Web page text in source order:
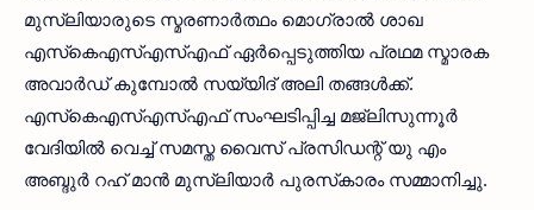
മുസ്ലിയാരുടെ സ്മരണാര്‍ത്ഥം മൊഗ്രാല്‍ ശാഖ
എസ്‌കെഎസ്എസ്എഫ് ഏര്‍പ്പെടുത്തിയ പ്രഥമ സ്മാരക
അവാര്‍ഡ് കുമ്പോല്‍ സയ്യിദ് അലി തങ്ങള്‍ക്ക്.
എസ്‌കെഎസ്എസ്എഫ് സംഘടിപ്പിച്ച മജ്ലിസുന്നൂര്‍
വേദിയില്‍ വെച്ച് സമസ്ത വൈസ് പ്രസിഡന്റ് യു എം
അബ്ദുര്‍ റഹ് മാന്‍ മുസ്ലിയാര്‍ പുരസ്‌കാരം സമ്മാനിച്ചു.